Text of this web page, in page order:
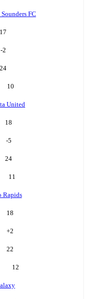
FC
17
-2
24
10
United
18
-5
24
11
Rapids
18
+2
22
12